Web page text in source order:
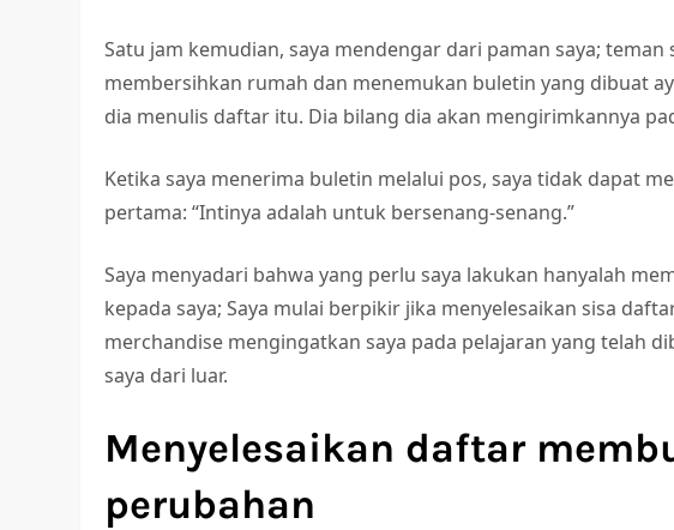
Satu jam kemudian, saya mendengar dari paman saya; teman
membersihkan rumah dan menemukan buletin yang dibuat
dia menulis daftar itu. Dia bilang dia akan mengirimkannya
Ketika saya menerima buletin melalui pos, saya tidak dapat
pertama: “Intinya adalah untuk bersenang-senang.”
Saya menyadari bahwa yang perlu saya lakukan hanyalah
kepada saya; Saya mulai berpikir jika menyelesaikan sisa
merchandise mengingatkan saya pada pelajaran yang telah
saya dari luar.
Menyelesaikan daftar
perubahan